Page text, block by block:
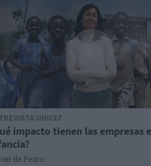
UNICEF
impacto tienen las empresas
de Pedro